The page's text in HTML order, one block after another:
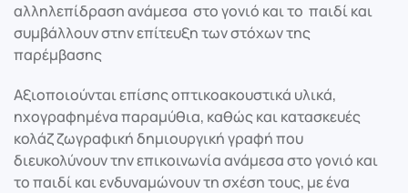
αλληλεπίδραση ανάμεσα στο γονιό και το παιδί και
συμβάλλουν στην επίτευξη των στόχων της
παρέμβασης
Αξιοποιούνται επίσης οπτικοακουστικά υλικά,
ηχογραφημένα παραμύθια, καθώς και κατασκευές
κολάζ ζωγραφική δημιουργική γραφή που
διευκολύνουν την επικοινωνία ανάμεσα στο γονιό και
το παιδί και ενδυναμώνουν τη σχέση τους, με ένα